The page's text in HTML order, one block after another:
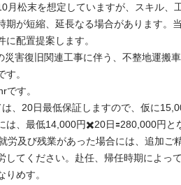
月松末を想定していますが、スキル、
期が短縮、延長なる場合があります。
に配置提案します。
災害復旧関連工事に伴う、不整地運搬
す。
です。
、20日最低保証しますので、仮に
は、最低14,000円✖️20日🟰280,000円と
労及び残業があった場合には、追加ご
してください。赴任、帰任時期によっ
りめす。